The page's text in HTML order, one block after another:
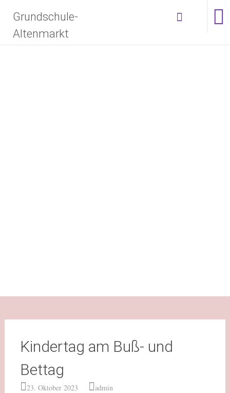
Inhalt
springen
Grundschule-
Altenmarkt
Kindertag am Buß- und
Bettag
23. Oktober 2023 admin